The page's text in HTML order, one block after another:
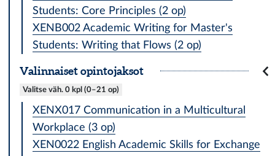
Students: Core Principles (2 op)
XENB002 Academic Writing for Master's
Students: Writing that Flows (2 op)
Valinnaiset opintojaksot
Valitse väh. 0 kpl (0–21 op)
XENX017 Communication in a Multicultural
Workplace (3 op)
XEN0022 English Academic Skills for Exchange